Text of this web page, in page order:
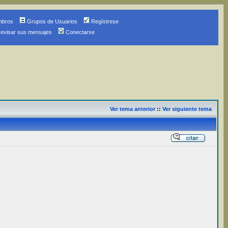
Grupos de Usuarios
Regístrese
sus mensajes Conectarse
Ver tema anterior:: Ver siguiente tema